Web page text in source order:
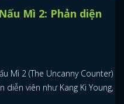
Mì 2: Phản diện
Mì 2 (The Uncanny Counter)
viên như Kang Ki Young,